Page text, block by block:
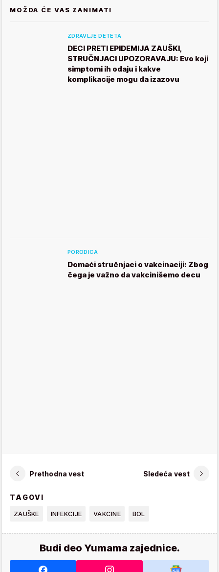
MOŽDA ĆE VAS ZANIMATI
ZDRAVLJE DETETA
DECI PRETI EPIDEMIJA ZAUŠKI,
STRUČNJACI UPOZORAVAJU: Evo koji
simptomi ih odaju i kakve
komplikacije mogu da izazovu
PORODICA
Domaći stručnjaci o vakcinaciji: Zbog
čega je važno da vakcinišemo decu
Prethodna vest Sledeća vest
TAGOVI
ZAUŠKE INFEKCIJE VAKCINE BOL
Budi deo Yumama zajednice.